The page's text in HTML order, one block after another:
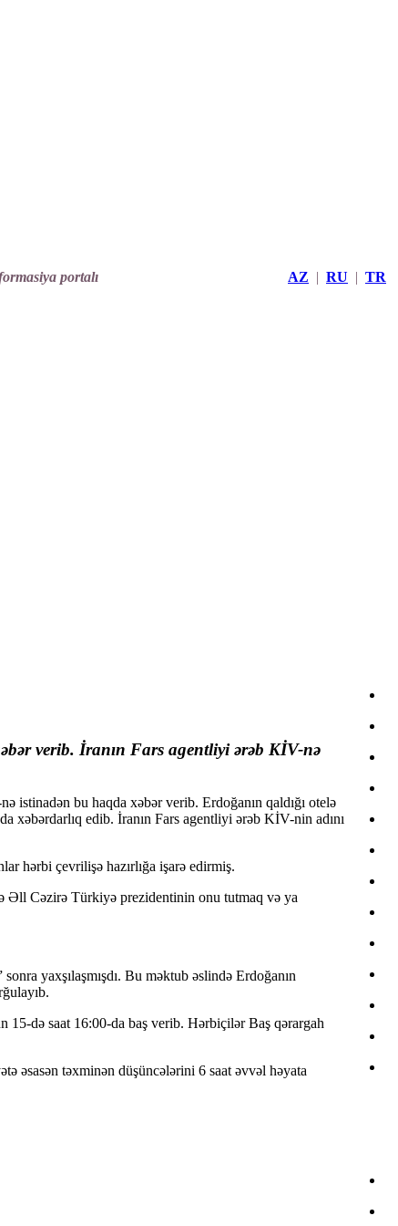
portalı
AZ | RU | TR
verib. İranın Fars agentliyi ərəb KİV-nə
istinadən bu haqda xəbər verib. Erdoğanın qaldığı otelə
xəbərdarlıq edib. İranın Fars agentliyi ərəb KİV-nin adını
hərbi çevrilişə hazırlığa işarə edirmiş.
Əll Cəzirə Türkiyə prezidentinin onu tutmaq və ya
yaxşılaşmışdı. Bu məktub əslində Erdoğanın
15-də saat 16:00-da baş verib. Hərbiçilər Baş qərargah
əsasən təxminən düşüncələrini 6 saat əvvəl həyata